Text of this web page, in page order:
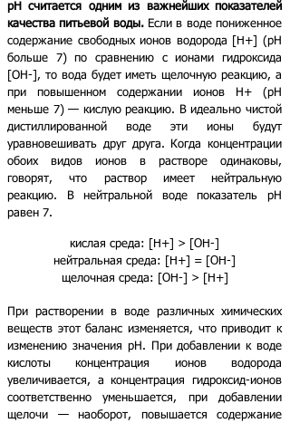
pH считается одним из важнейших показателей
качества питьевой воды. Если в воде пониженное
содержание свободных ионов водорода [H+] (рН
больше 7) по сравнению с ионами гидроксида
[ОН-], то вода будет иметь щелочную реакцию, а
при повышенном содержании ионов Н+ (рН
меньше 7) — кислую реакцию. В идеально чистой
дистиллированной воде эти ионы будут
уравновешивать друг друга. Когда концентрации
обоих видов ионов в растворе одинаковы,
говорят, что раствор имеет нейтральную
реакцию. В нейтральной воде показатель рН
равен 7.
кислая среда: [H+] > [OH-]
нейтральная среда: [H+] = [OH-]
щелочная среда: [OH-] > [H+]
При растворении в воде различных химических
веществ этот баланс изменяется, что приводит к
изменению значения рН. При добавлении к воде
кислоты концентрация ионов водорода
увеличивается, а концентрация гидроксид-ионов
соответственно уменьшается, при добавлении
щелочи — наоборот, повышается содержание